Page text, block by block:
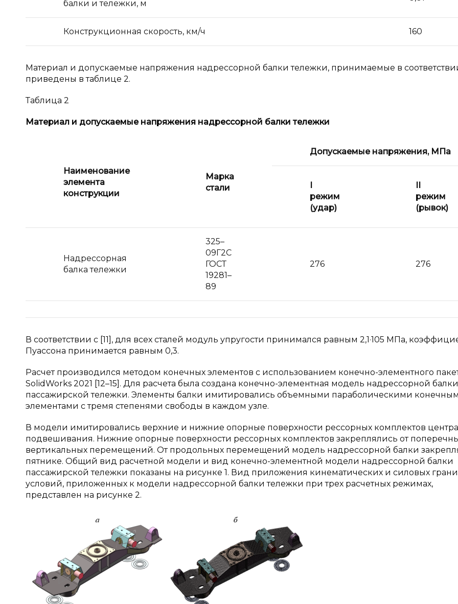
балки и тележки, м
Конструкционная скорость, км/ч 160
Материал и допускаемые напряжения надрессорной балки тележки, принимаемые в соответствии
приведены в таблице 2.
Таблица 2
Материал и допускаемые напряжения надрессорной балки тележки
Наименование
элемента
конструкции
Марка
стали
Допускаемые напряжения, МПа
I
режим
(удар)
II
режим
(рывок)
Надрессорная
балка тележки
325–
09Г2С
ГОСТ
19281–
89
276 276
В соответствии с [11], для всех сталей модуль упругости принимался равным 2,1·105 МПа,
Пуассона принимается равным 0,3.
Расчет производился методом конечных элементов с использованием конечно-элементного
SolidWorks 2021 [12–15]. Для расчета была создана конечно-элементная модель надрессорной балки
пассажирской тележки. Элементы балки имитировались объемными параболическими
элементами с тремя степенями свободы в каждом узле.
В модели имитировались верхние и нижние опорные поверхности рессорных комплектов
подвешивания. Нижние опорные поверхности рессорных комплектов закреплялись от
вертикальных перемещений. От продольных перемещений модель надрессорной балки
пятнике. Общий вид расчетной модели и вид конечно-элементной модели надрессорной балки
пассажирской тележки показаны на рисунке 1. Вид приложения кинематических и силовых
условий, приложенных к модели надрессорной балки тележки при трех расчетных режимах,
представлен на рисунке 2.